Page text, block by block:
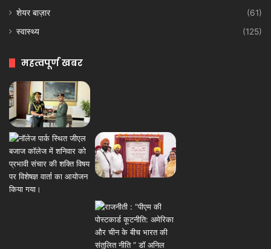
शेयर बाज़ार
(61)
स्वास्थ्य
(125)
महत्वपूर्ण खबर